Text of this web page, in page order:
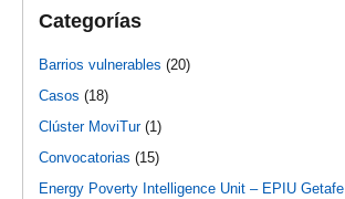
Categorías
Barrios vulnerables (20)
Casos (18)
Clúster MoviTur(1)
Convocatorias (15)
Energy Poverty Intelligence Unit – EPIU Getafe